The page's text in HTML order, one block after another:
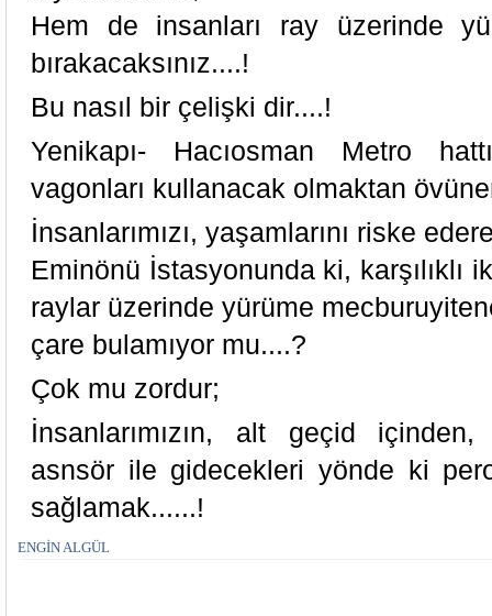
Hem de insanları ray üzerinde
bırakacaksınız....!
Bu nasıl bir çelişki dir....!
Yenikapı- Hacıosman Metro
vagonları kullanacak olmaktan
İnsanlarımızı, yaşamlarını riske
Eminönü İstasyonunda ki, karşılıklı
raylar üzerinde yürüme
çare bulamıyor mu....?
Çok mu zordur;
İnsanlarımızın, alt geçid
asnsör ile gidecekleri yönde ki
sağlamak......!
ENGİN ALGÜL